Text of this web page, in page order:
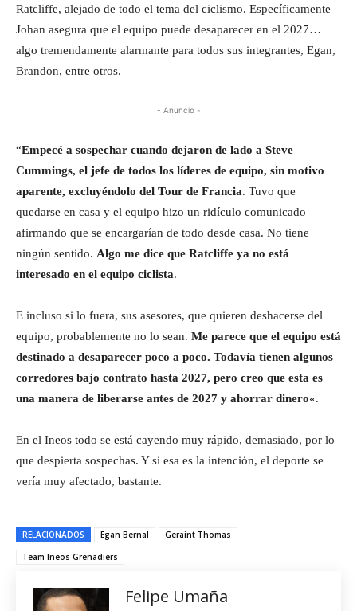
Ratcliffe, alejado de todo el tema del ciclismo. Específicamente
Johan asegura que el equipo puede desaparecer en el 2027…
algo tremendamente alarmante para todos sus integrantes, Egan,
Brandon, entre otros.
- Anuncio -
“Empecé a sospechar cuando dejaron de lado a Steve
Cummings, el jefe de todos los líderes de equipo, sin motivo
aparente, excluyéndolo del Tour de Francia. Tuvo que
quedarse en casa y el equipo hizo un ridículo comunicado
afirmando que se encargarían de todo desde casa. No tiene
ningún sentido. Algo me dice que Ratcliffe ya no está
interesado en el equipo ciclista.
E incluso si lo fuera, sus asesores, que quieren deshacerse del
equipo, probablemente no lo sean. Me parece que el equipo está
destinado a desaparecer poco a poco. Todavía tienen algunos
corredores bajo contrato hasta 2027, pero creo que esta es
una manera de liberarse antes de 2027 y ahorrar dinero«.
En el Ineos todo se está cayendo muy rápido, demasiado, por lo
que despierta sospechas. Y si esa es la intención, el deporte se
vería muy afectado, bastante.
RELACIONADOS Egan Bernal
Geraint Thomas
Team Ineos Grenadiers
Felipe Umaña